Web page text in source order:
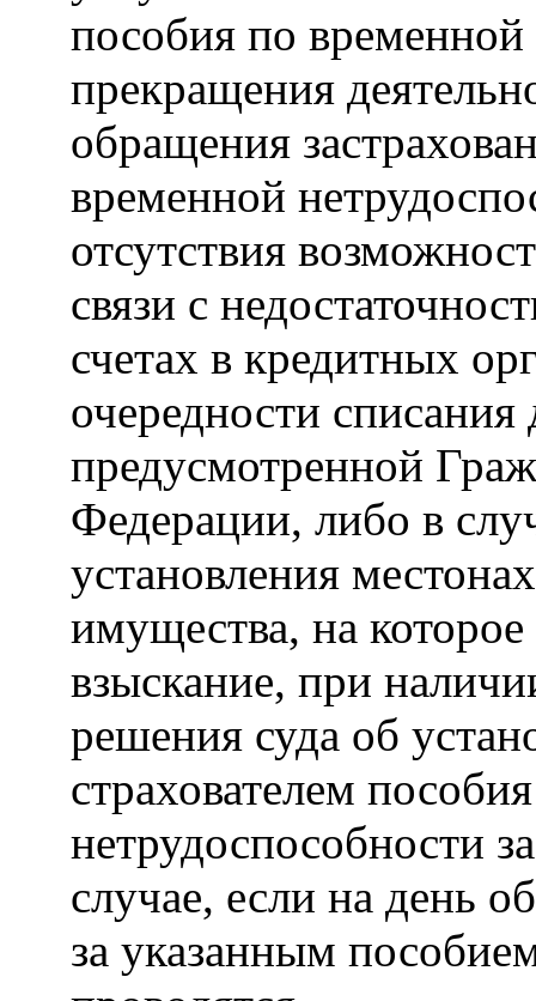
пособия по временной
прекращения
обращения
временной
отсутствия
связи с
счетах в кредитных
очередности
предусмотренной
Федерации, либо в
установления
имущества, на
взыскание, при
решения суда об
страхователем
нетрудоспособности
случае, если на день
за указанным